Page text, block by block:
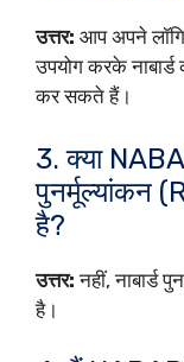
उत्तर: आप अपने
उपयोग करके
कर सकते हैं।
3. क्या
पुनर्मूल्यांकन
है?
उत्तर: नहीं, नाबार्ड
है।